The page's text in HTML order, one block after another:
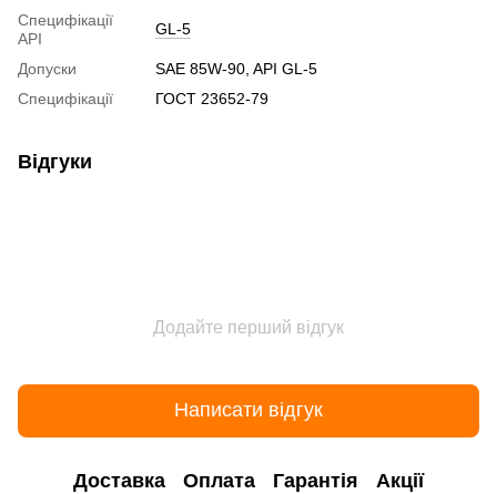
Специфікації
API
GL-5
Допуски
SAE 85W-90, API GL-5
Специфікації
ГОСТ 23652-79
Відгуки
Додайте перший відгук
Написати відгук
Доставка Оплата Гарантія Акції